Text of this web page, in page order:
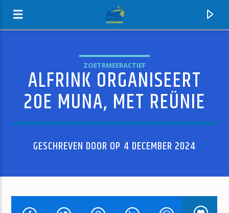
MZ-RADIO
ZOETRMEERACTIEF
ALFRINK ORGANISEERT
20E MUNA, MET REÜNIE
GESCHREVEN DOOR OP 4 DECEMBER 2024